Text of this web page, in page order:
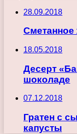
28.09.2018
Сметанное
18.05.2018
Десерт
шоколаде
07.12.2018
Гратен с
капусты